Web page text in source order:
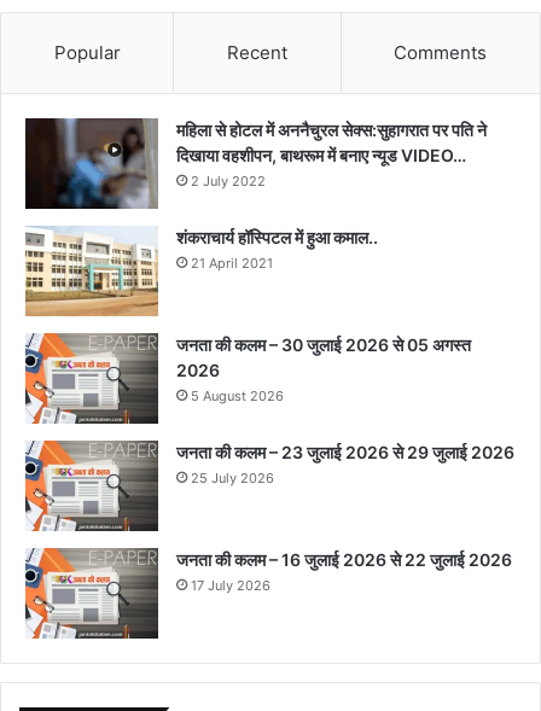
Popular Recent Comments
महिला से होटल में अननैचुरल सेक्स:सुहागरात पर पति ने
दिखाया वहशीपन, बाथरूम में बनाए न्यूड VIDEO…
2 July 2022
शंकराचार्य हॉस्पिटल में हुआ कमाल..
21 April 2021
जनता की कलम – 30 जुलाई 2026 से 05 अगस्त
2026
5 August 2026
जनता की कलम – 23 जुलाई 2026 से 29 जुलाई 2026
25 July 2026
जनता की कलम – 16 जुलाई 2026 से 22 जुलाई 2026
17 July 2026